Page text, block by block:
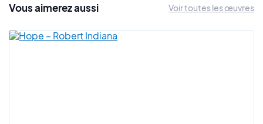
Ce félin orange est représenté seul ou accompagné, avec ou
étendards de l’art urbain en France, ce chat diffuse de la joie
Vousaimerezaussi Voir toutes les œuvres